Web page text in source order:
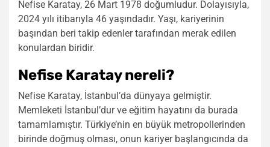
Nefise Karatay, 26 Mart 1978 doğumludur. Dolayısıyla,
2024 yılı itibarıyla 46 yaşındadır. Yaşı, kariyerinin
başından beri takip edenler tarafından merak edilen
konulardan biridir.
Nefise Karatay nereli?
Nefise Karatay, İstanbul’da dünyaya gelmiştir.
Memleketi İstanbul’dur ve eğitim hayatını da burada
tamamlamıştır. Türkiye’nin en büyük metropollerinden
birinde doğmuş olması, onun kariyer başlangıcında da